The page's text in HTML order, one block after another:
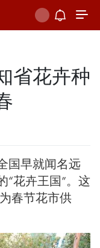
省花卉种
国早就闻名远
“花卉王国”。这
春节花市供